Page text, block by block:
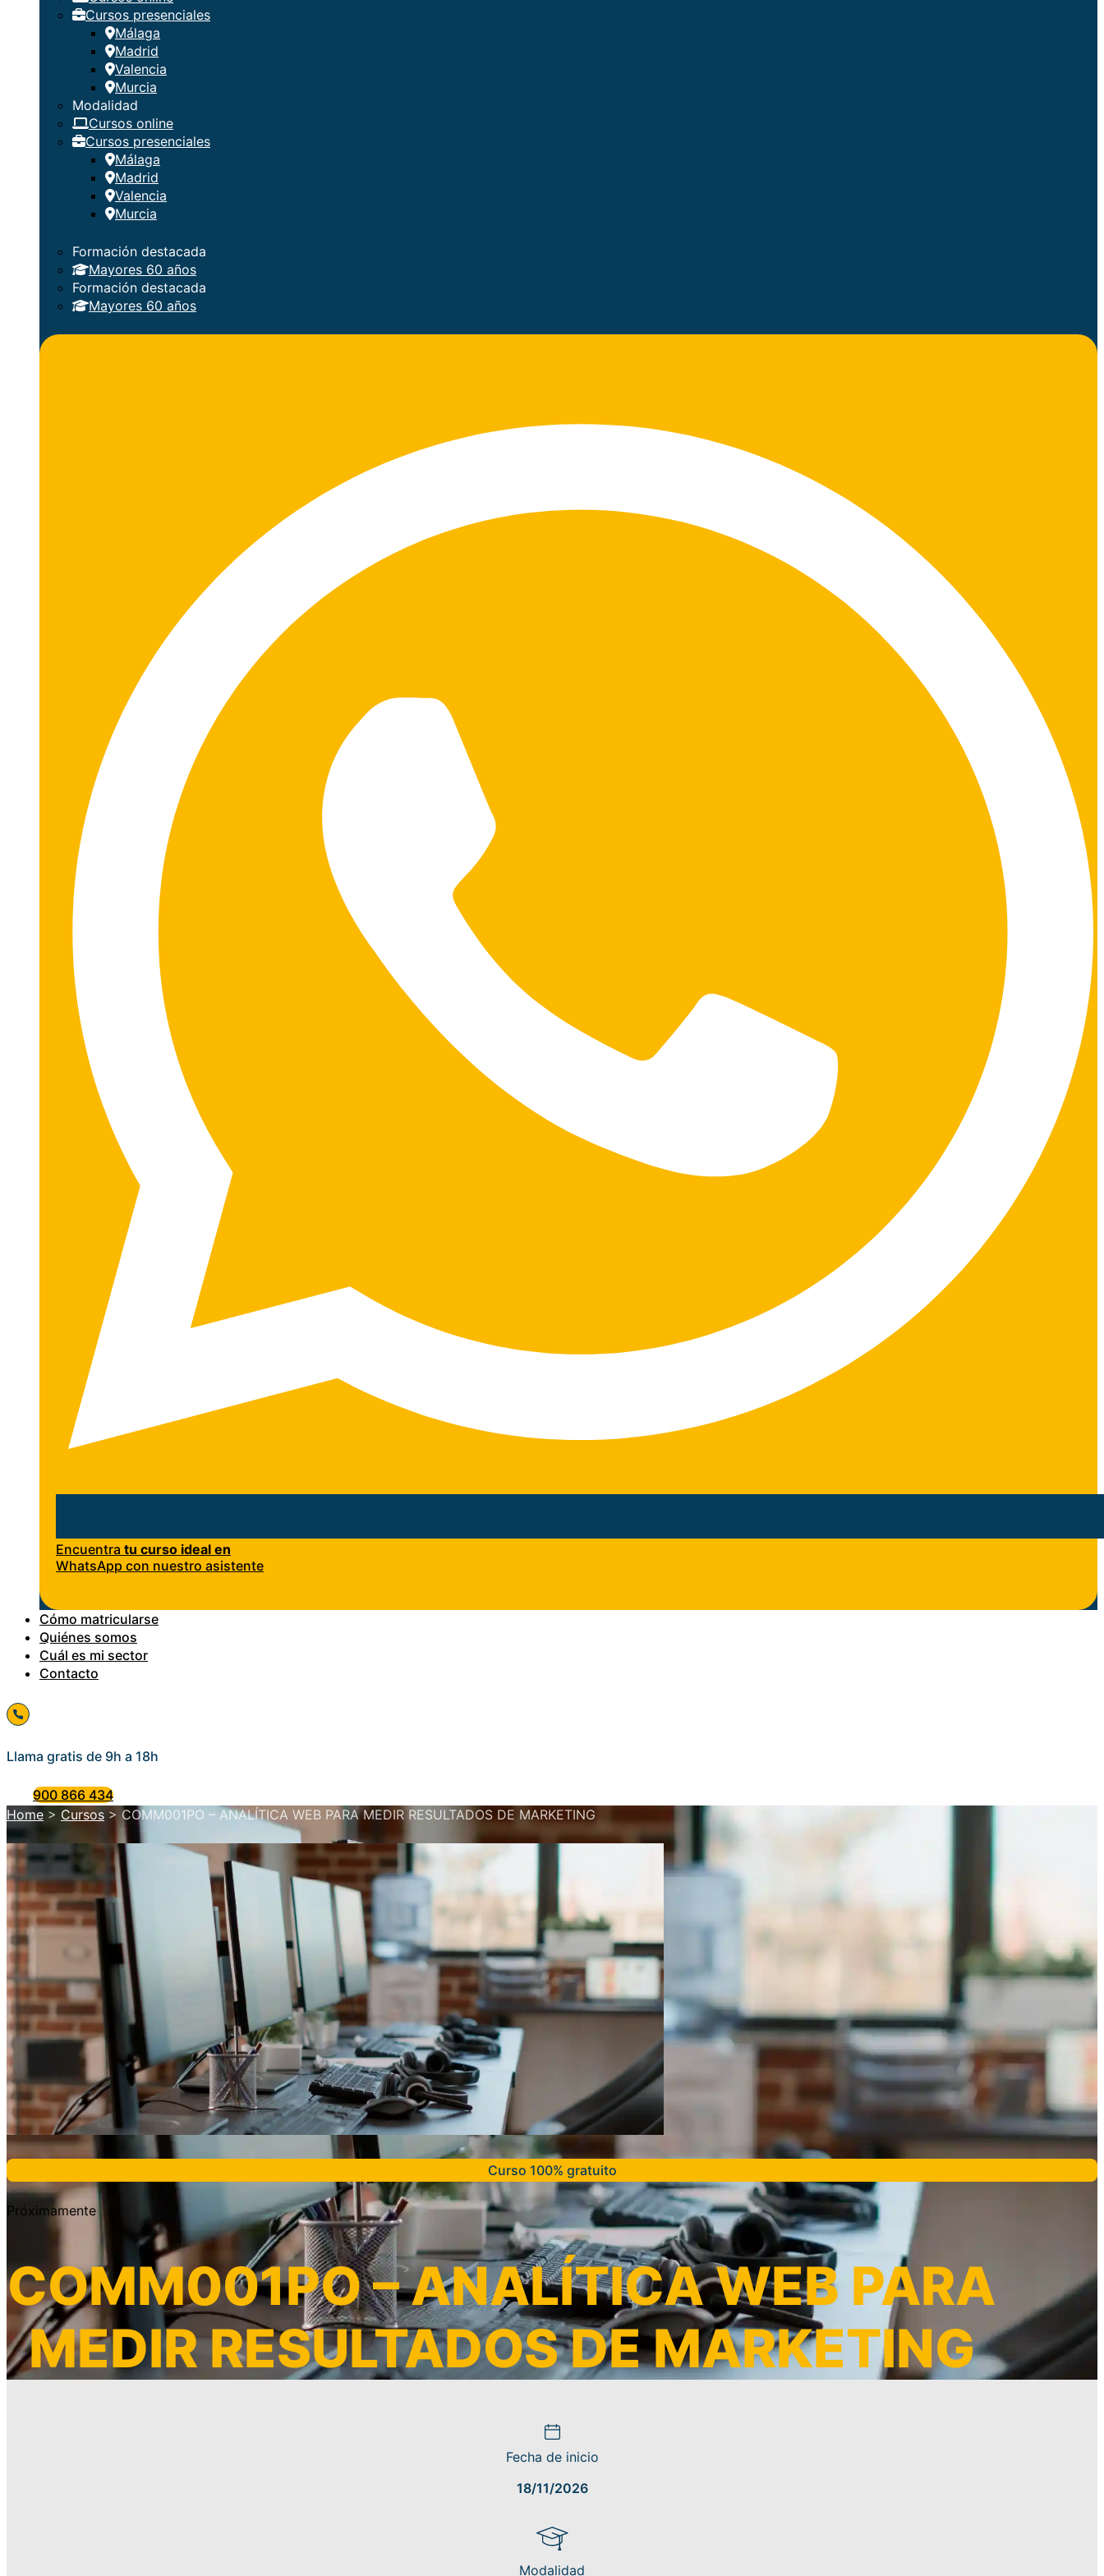
Cursos presenciales
Málaga
Madrid
Valencia
Murcia
Modalidad
Cursos online
Cursos presenciales
Málaga
Madrid
Valencia
Murcia
Formación destacada
Mayores 60 años
Formación destacada
Mayores 60 años
Encuentra tu curso ideal en
WhatsApp con nuestro asistente
Cómo matricularse
Quiénes somos
Cuál es mi sector
Contacto
Llama gratis de 9h a 18h
900 866 434
Home > Cursos > COMM001PO – ANALÍTICA WEB PARA MEDIR RESULTADOS DE MARKETING
Curso 100% gratuito
Próximamente
COMM001PO – ANALÍTICA WEB PARA
MEDIR RESULTADOS DE MARKETING
Fecha de inicio
18/11/2026
Modalidad